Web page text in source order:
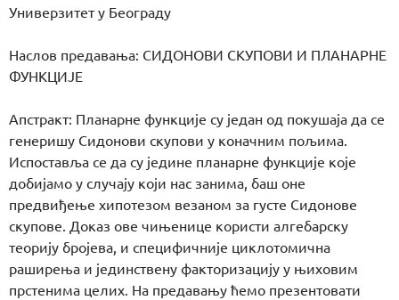
Универзитет у Београду
Наслов предавања: СИДОНОВИ СКУПОВИ И ПЛАНАРНЕ
ФУНКЦИЈЕ
Апстракт: Планарне функције су један од покушаја да се
генеришу Сидонови скупови у коначним пољима.
Испоставља се да су једине планарне функције које
добијамо у случају који нас занима, баш оне
предвиђење хипотезом везаном за густе Сидонове
скупове. Доказ ове чињенице користи алгебарску
теорију бројева, и специфичније циклотомична
раширења и јединствену факторизацију у њиховим
прстенима целих. На предавању ћемо презентовати